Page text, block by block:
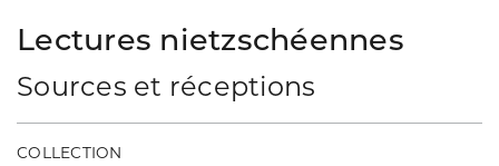
Lectures nietzschéennes
Sources et réceptions
COLLECTION